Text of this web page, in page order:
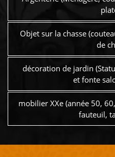
Objet sur la chasse
de
décoration de jardin
et fonte
mobilier XXe (année 50,
fauteuil,